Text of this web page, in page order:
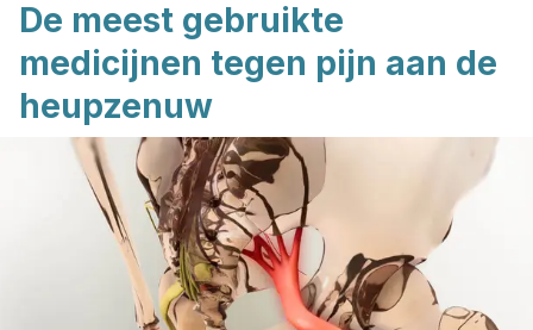
De meest gebruikte
medicijnen tegen pijn aan de
heupzenuw